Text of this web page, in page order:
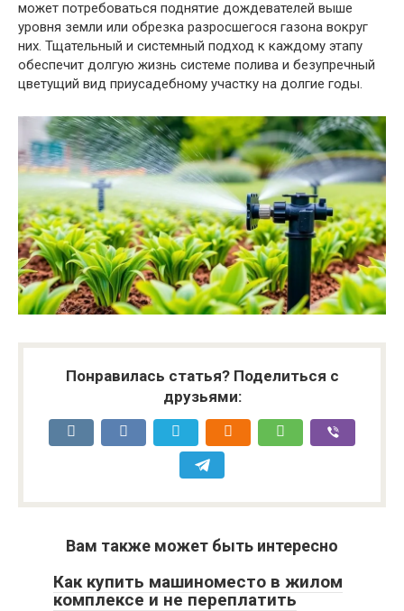
может потребоваться поднятие дождевателей выше
уровня земли или обрезка разросшегося газона вокруг
них. Тщательный и системный подход к каждому этапу
обеспечит долгую жизнь системе полива и безупречный
цветущий вид приусадебному участку на долгие годы.
Понравилась статья? Поделиться с
друзьями:
Вам также может быть интересно
Как купить машиноместо в жилом
комплексе и не переплатить